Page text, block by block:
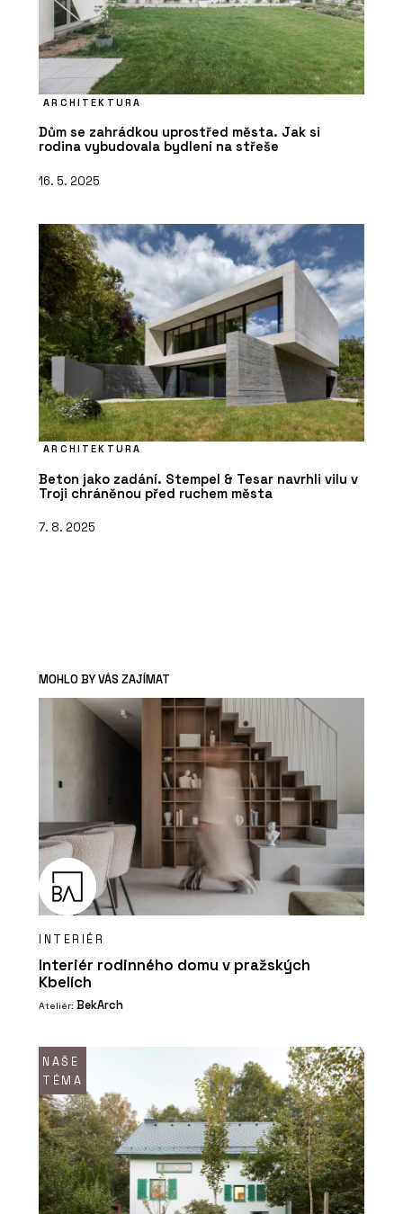
ARCHITEKTURA
Dům se zahrádkou uprostřed města. Jak si
rodina vybudovala bydlení na střeše
16. 5. 2025
ARCHITEKTURA
Beton jako zadání. Stempel & Tesar navrhli vilu v
Troji chráněnou před ruchem města
7. 8. 2025
MOHLO BY VÁS ZAJÍMAT
INTERIÉR
Interiér rodinného domu v pražských
Kbelích
Ateliér: BekArch
NAŠE
TÉMA